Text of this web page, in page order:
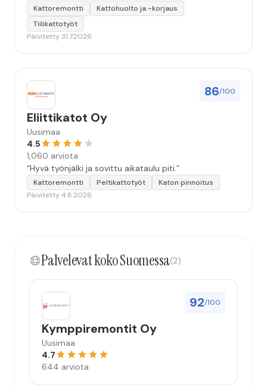
Kattoremontti
Kattohuolto ja -korjaus
Tiilikattotyöt
Päivitetty 31.7.2026
86/100
Eliittikatot Oy
Uusimaa
4.5
1,060 arviota
“Hyvä työnjälki ja sovittu aikataulu piti.”
Kattoremontti Peltikattotyöt
Katon pinnoitus
Päivitetty 4.8.2026
Palvelevat koko Suomessa(2)
92/100
Kymppiremontit Oy
Uusimaa
4.7
644 arviota